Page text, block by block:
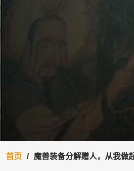
首页 魔兽装备分解赠人，从我做